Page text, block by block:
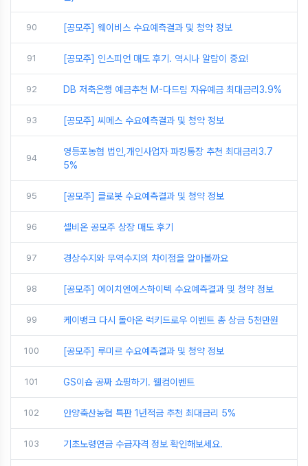
90 [공모주] 웨이비스 수요예측결과 및 청약 정보
91 [공모주] 인스피언 매도 후기. 역시나 알람이 중요!
92 DB 저축은행 예금추천 M-다드림 자유예금 최대금리3.9%
93 [공모주] 씨메스 수요예측결과 및 청약 정보
94
영등포농협 법인,개인사업자 파킹통장 추천 최대금리3.7
5%
95 [공모주] 클로봇 수요예측결과 및 청약 정보
96 셀비온 공모주 상장 매도 후기
97 경상수지와 무역수지의 차이점을 알아볼까요
98 [공모주] 에이치엔에스하이텍 수요예측결과 및 청약 정보
99 케이뱅크 다시 돌아온 럭키드로우 이벤트 총 상금 5천만원
100 [공모주] 루미르 수요예측결과 및 청약 정보
101 GS이숍 공짜 쇼핑하기. 웰컴이벤트
102 안양축산농협 특판 1년적금 추천 최대금리 5%
103 기초노령연금 수급자격 정보 확인해보세요.